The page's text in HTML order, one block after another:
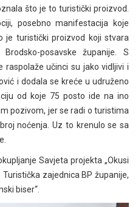
što je to turistički proizvod.
posebno manifestacija koje
je turistički proizvod koji stvara
posavske županije. S
učinci su jako vidljivi i
i dodala se kreće u udruženo
od koje 75 posto ide na ino
pozivom, jer se radi o turistima
noćenja. Uz to krenulo se sa
Savjeta projekta „Okusi
zajednica BP županije,
biser“.